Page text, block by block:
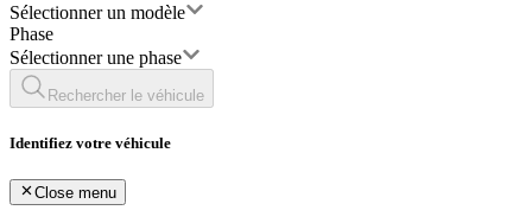
Sélectionner un modèle
Phase
Sélectionner une phase
Rechercher le véhicule
Identifiez votre véhicule
Close menu